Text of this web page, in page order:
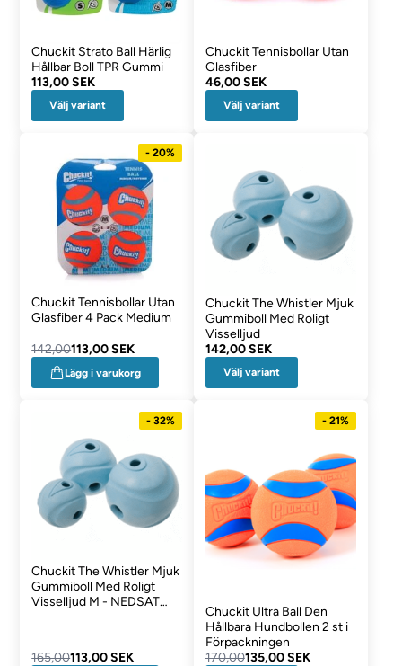
Chuckit Strato Ball Härlig
Hållbar Boll TPR Gummi
113,00 SEK
Välj variant
Chuckit Tennisbollar Utan
Glasfiber
46,00 SEK
Välj variant
- 20%
Chuckit Tennisbollar Utan
Glasfiber 4 Pack Medium
142,00113,00 SEK
Lägg i varukorg
Chuckit The Whistler Mjuk
Gummiboll Med Roligt
Visselljud
142,00 SEK
Välj variant
- 32%
Chuckit The Whistler Mjuk
Gummiboll Med Roligt
Visselljud M - NEDSAT
165,00113,00 SEK
- 21%
Chuckit Ultra Ball Den
Hållbara Hundbollen 2 st i
Förpackningen
170,00135,00 SEK